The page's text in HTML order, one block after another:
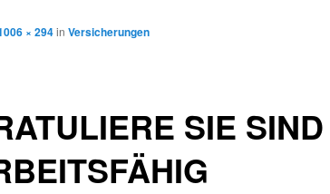
SIE
× 294in Versicherungen